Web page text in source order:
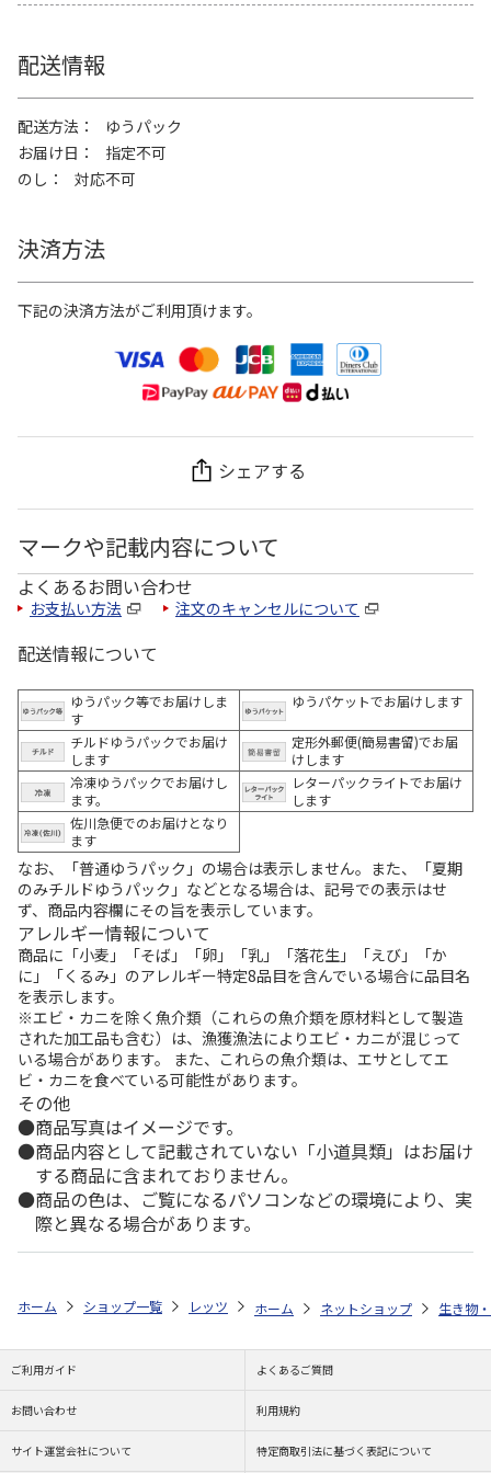
配送情報
配送方法
ゆうパック
お届け日
指定不可
のし
対応不可
決済方法
下記の決済方法がご利用頂けます。
シェアする
マークや記載内容について
よくあるお問い合わせ
お支払い方法 注文のキャンセルについて
配送情報について
ゆうパック等でお届けしま
す
ゆうパケットでお届けします
チルドゆうパックでお届け
します
定形外郵便(簡易書留)でお届
けします
冷凍ゆうパックでお届けし
ます。
レターパックライトでお届け
します
佐川急便でのお届けとなり
ます
なお、「普通ゆうパック」の場合は表示しません。また、「夏期
のみチルドゆうパック」などとなる場合は、記号での表示はせ
ず、商品内容欄にその旨を表示しています。
アレルギー情報について
商品に「小麦」「そば」「卵」「乳」「落花生」「えび」「か
に」「くるみ」のアレルギー特定8品目を含んでいる場合に品目名
を表示します。
※エビ・カニを除く魚介類（これらの魚介類を原材料として製造
された加工品も含む）は、漁獲漁法によりエビ・カニが混じって
いる場合があります。 また、これらの魚介類は、エサとしてエ
ビ・カニを食べている可能性があります。
その他
商品写真はイメージです。
商品内容として記載されていない「小道具類」はお届け
する商品に含まれておりません。
商品の色は、ご覧になるパソコンなどの環境により、実
際と異なる場合があります。
ホーム ショップ一覧 レッツ ロサンゼルス・ドジャース アメリカ建
ホーム ネットショップ 生き物
ご利用ガイド よくあるご質問
お問い合わせ 利用規約
サイト運営会社について 特定商取引法に基づく表記について